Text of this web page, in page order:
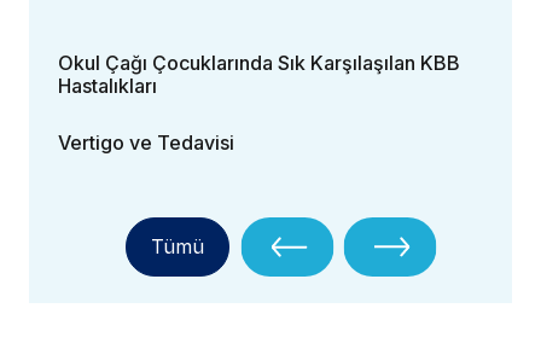
Okul Çağı Çocuklarında Sık Karşılaşılan KBB
Hastalıkları
Vertigo ve Tedavisi
Tümü